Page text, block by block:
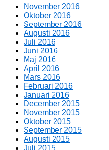
November 2016
Oktober 2016
September 2016
Augusti 2016
Juli 2016
Juni 2016
Maj 2016
April 2016
Mars 2016
Februari 2016
Januari 2016
December 2015
November 2015
Oktober 2015
September 2015
Augusti 2015
Juli 2015